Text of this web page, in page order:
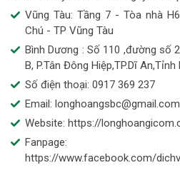
Vũng Tàu: Tầng 7 - Tòa nhà
Chú - TP Vũng Tàu
Bình Dương : Số 110 ,đường số
B, P.Tân Đông Hiệp,TP.Dĩ An,Tỉnh
Số điện thoại: 0917 369 237
Email: longhoangsbc@gmail.com
Website: https://
Fanpage:
https://www.facebook.com/